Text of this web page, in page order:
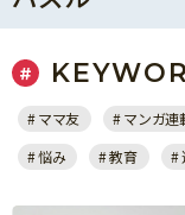
年齢から
特集
ママ友 マンガ連
悩み
教育